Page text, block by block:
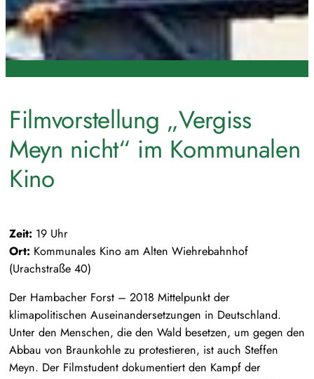
Filmvorstellung „Vergiss
Meyn nicht“ im Kommunalen
Kino
Zeit: 19 Uhr
Ort: Kommunales Kino am Alten Wiehrebahnhof
(Urachstraße 40)
Der Hambacher Forst – 2018 Mittelpunkt der
klimapolitischen Auseinandersetzungen in Deutschland.
Unter den Menschen, die den Wald besetzen, um gegen den
Abbau von Braunkohle zu protestieren, ist auch Steffen
Meyn. Der Filmstudent dokumentiert den Kampf der